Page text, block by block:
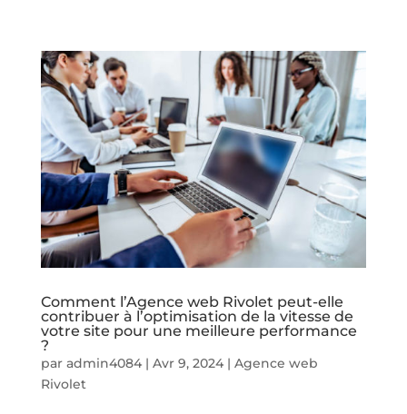
Comment l’Agence web Rivolet peut-elle
contribuer à l’optimisation de la vitesse de
votre site pour une meilleure performance
?
par admin4084| Avr 9, 2024| Agence web
Rivolet